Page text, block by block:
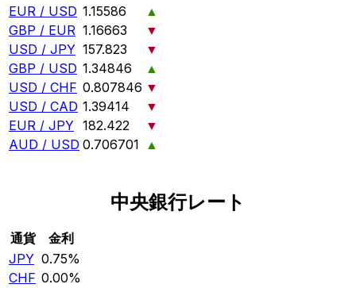
EUR / USD 1.15586
▲
GBP / EUR 1.16663
▼
USD / JPY 157.823
▼
GBP / USD 1.34846
▲
USD / CHF 0.807846 ▼
USD / CAD 1.39414
▼
EUR / JPY 182.422
▼
AUD / USD 0.706701 ▲
中央銀行レート
通貨
金利
JPY 0.75%
CHF 0.00%